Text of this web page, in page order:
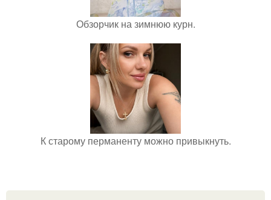
Обзорчик на зимнюю курн.
К старому перманенту можно привыкнуть.